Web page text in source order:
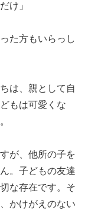
け」
た方もいらっし
は、親として自
もは可愛くな
が、他所の子を
。子どもの友達
な存在です。そ
かけがえのない